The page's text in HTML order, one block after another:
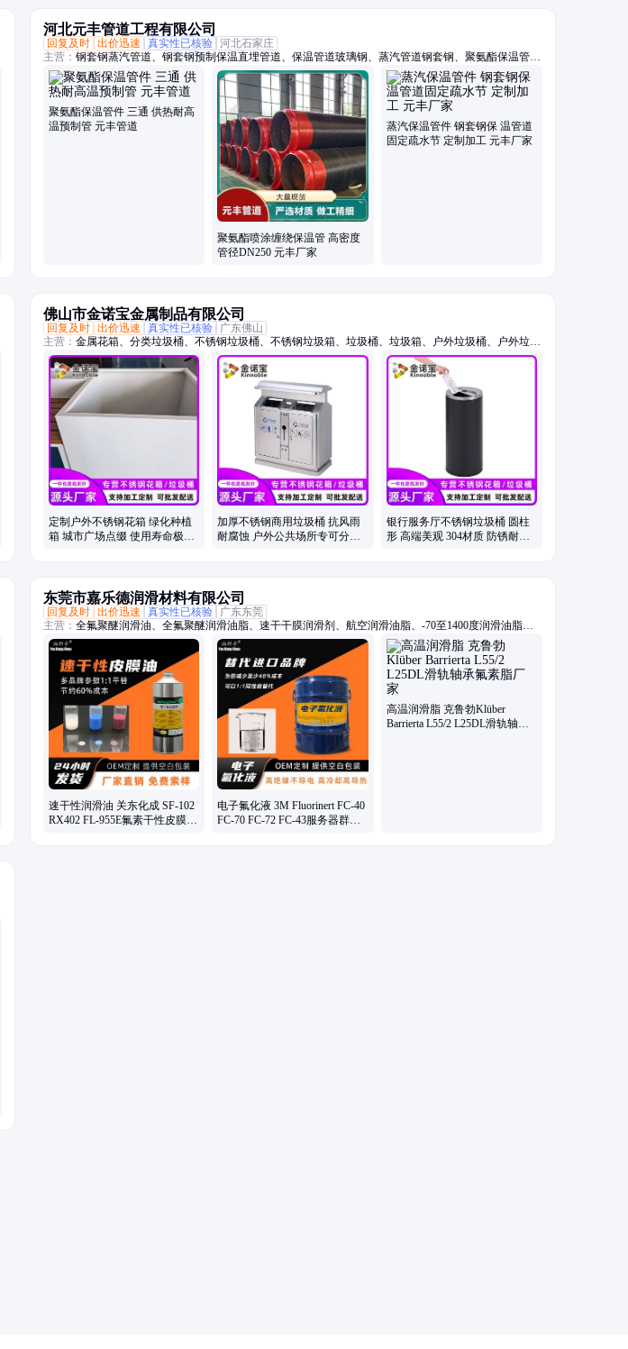
河北元丰管道工程有限公司
回复及时 出价迅速 真实性已核验 河北石家庄
主营： 钢套钢蒸汽管道、钢套钢预制保温直埋管道、保温管道玻璃钢、蒸汽管道钢套钢、聚氨酯保温管、
钢套钢蒸汽管、喷涂缠绕保温管、镀锌铁皮架空保温管、聚氨酯保温管件、蒸汽保温管件、预制蒸汽架空
保温管、钢套钢耐高温保温管、保温管直埋钢套钢、钢套钢地埋管、钢套钢外滑动钢管、钢套钢保温弯
头、蒸汽保温管架空、耐高温高压蒸汽管、钢套钢高温蒸汽保温管、套钢蒸汽保温钢管、高压耐高温蒸汽
管、蒸汽架空保温管、集中供热蒸汽保温管、高温蒸汽保温管
聚氨酯保温管件 三通 供热耐高
温预制管 元丰管道
聚氨酯喷涂缠绕保温管 高密度
管径DN250 元丰厂家
蒸汽保温管件 钢套钢保 温管道
固定疏水节 定制加工 元丰厂家
佛山市金诺宝金属制品有限公司
回复及时 出价迅速 真实性已核验
广东佛山
主营： 金属花箱、分类垃圾桶、不锈钢垃圾桶、不锈钢垃圾箱、垃圾桶、垃圾箱、户外垃圾桶、户外垃圾
箱、市政垃圾桶、果皮箱、不锈钢户外垃圾桶、不锈钢户外垃圾箱、花箱、不锈钢花箱、花箱定制、花箱
批发、双分类垃圾桶、四分类垃圾箱、304不锈钢花箱、304不锈钢垃圾桶、304花箱、不锈钢花坛、不锈
钢花槽、不锈钢花钵、不锈钢花盆
定制户外不锈钢花箱 绿化种植
箱 城市广场点缀 使用寿命极长
加厚不锈钢商用垃圾桶 抗风雨
耐腐蚀 户外公共场所专可分类
银行服务厅不锈钢垃圾桶 圆柱
形 高端美观 304材质 防锈耐用
东莞市嘉乐德润滑材料有限公司
回复及时 出价迅速 真实性已核验
广东东莞
主营： 全氟聚醚润滑油、全氟聚醚润滑油脂、速干干膜润滑剂、航空润滑油脂、-70至1400度润滑油脂、
轴承润滑油脂、齿轮润滑油脂、螺丝螺栓润滑油脂、抗咬合防卡剂、高真空密封硅脂、电子氟化冷却液、
疏水涂层涂料、一比一平替进口品牌系列油脂
速干性润滑油 关东化成 SF-102
RX402 FL-955E氟素干性皮膜润
电子氟化液 3M Fluorinert FC-40
FC-70 FC-72 FC-43服务器群浸
高温润滑脂 克鲁勃Klüber
Barrierta L55/2 L25DL滑轨轴承